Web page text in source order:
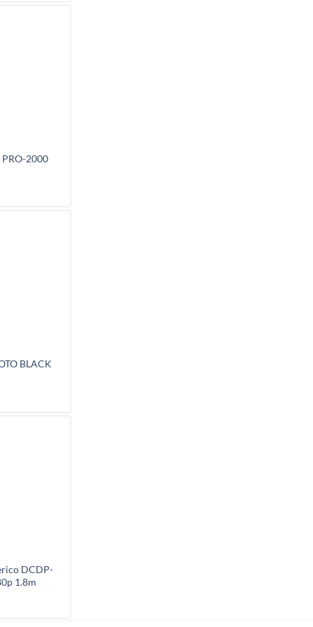
2000
BLACK
DCDP-
1.8m